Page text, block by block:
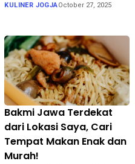
KULINER JOGJAOctober 27, 2025
Bakmi Jawa Terdekat
dari Lokasi Saya, Cari
Tempat Makan Enak dan
Murah!